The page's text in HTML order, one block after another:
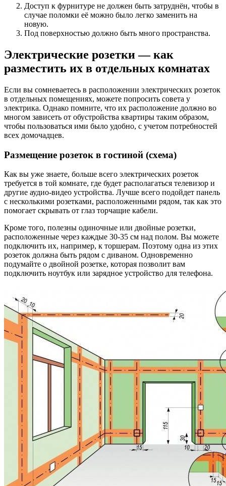
Доступ к фурнитуре не должен быть затруднён, чтобы в
случае поломки её можно было легко заменить на
новую.
Под поверхностью должно быть много пространства.
Электрические розетки — как
разместить их в отдельных комнатах
Если вы сомневаетесь в расположении электрических розеток
в отдельных помещениях, можете попросить совета у
электрика. Однако помните, что их расположение должно во
многом зависеть от обустройства квартиры таким образом,
чтобы пользоваться ими было удобно, с учетом потребностей
всех домочадцев.
Размещение розеток в гостиной (схема)
Как вы уже знаете, больше всего электрических розеток
требуется в той комнате, где будет располагаться телевизор и
другие аудио-видео устройства. Лучше всего подойдет панель
с несколькими розетками, расположенными рядом, так как это
помогает скрывать от глаз торчащие кабели.
Кроме того, полезны одиночные или двойные розетки,
расположенные через каждые 30-35 см над полом. Вы можете
подключить их, например, к торшерам. Поэтому одна из этих
розеток должна быть рядом с диваном. Одновременно
подумайте о двойной розетке, которая позволит вам
подключить ноутбук или зарядное устройство для телефона.